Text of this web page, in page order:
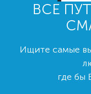
ВСЕ
Ищите самые
где бы